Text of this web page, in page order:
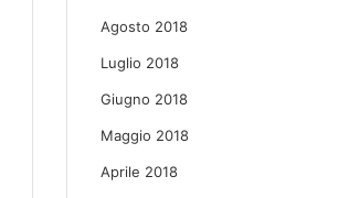
Agosto 2018
Luglio 2018
Giugno 2018
Maggio 2018
Aprile 2018